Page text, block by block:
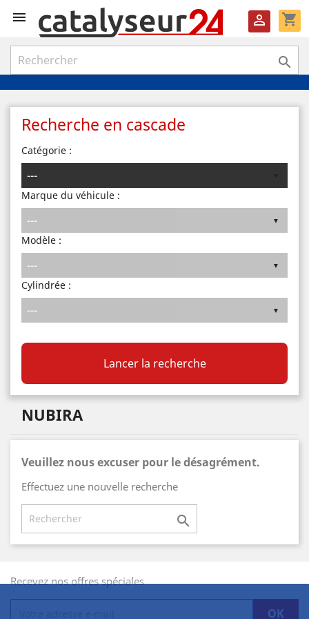
 shopping_cart


Recherche en cascade
Catégorie :
Marque du véhicule :
Modèle :
Cylindrée :
Lancer la recherche
NUBIRA
Veuillez nous excuser pour le désagrément.
Effectuez une nouvelle recherche

Recevez nos offres spéciales